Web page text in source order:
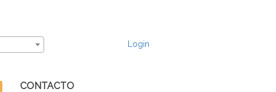
Login
CONTACTO